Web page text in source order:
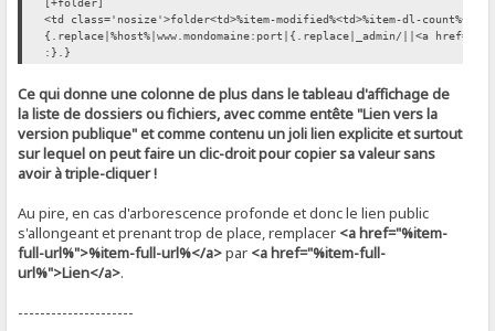
[+folder]
<td class='nosize'>folder<td>%item-modified%<td>%item-dl-
{.replace|%host%|www.mondomaine:port|{.replace|_admin/||<a
:}.}
Ce qui donne une colonne de plus dans le tableau d'affichage de
la liste de dossiers ou fichiers, avec comme entête "Lien vers la
version publique" et comme contenu un joli lien explicite et surtout
sur lequel on peut faire un clic-droit pour copier sa valeur sans
avoir à triple-cliquer !
Au pire, en cas d'arborescence profonde et donc le lien public
s'allongeant et prenant trop de place, remplacer <a href="%item-
full-url%">%item-full-url%</a>par <a href="%item-full-
url%">Lien</a>.
---------------------